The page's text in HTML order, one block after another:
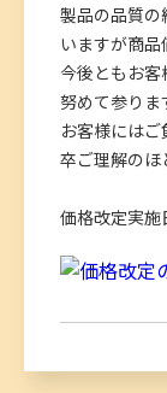
製品の品質
いますが商品
今後ともお客
努めて参りま
お客様には
卒ご理解のほ
価格改定実施